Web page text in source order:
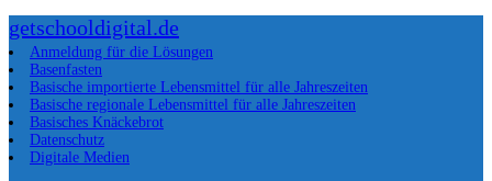
getschooldigital.de
Anmeldung für die Lösungen
Basenfasten
Basische importierte Lebensmittel für alle Jahreszeiten
Basische regionale Lebensmittel für alle Jahreszeiten
Basisches Knäckebrot
Datenschutz
Digitale Medien